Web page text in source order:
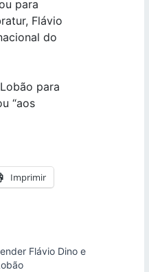
para
Flávio
do
para
“aos
Imprimir
Flávio Dino e